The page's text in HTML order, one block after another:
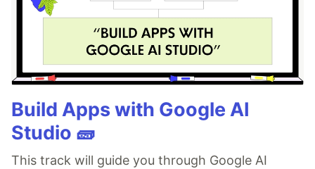
Build Apps with Google AI
Studio 🧱
This track will guide you through Google AI